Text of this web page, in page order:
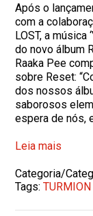
Após o
com a
LOST, a música
do novo álbum
Raaka Pee
sobre Reset:
dos nossos
saborosos
espera de nós,
Leia mais
Categoria/
Tags: